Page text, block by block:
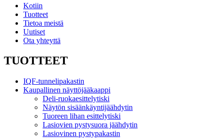
Kotiin
Tuotteet
Tietoa meistä
Uutiset
Ota yhteyttä
TUOTTEET
IQF-tunnelipakastin
Kaupallinen näyttöjääkaappi
Deli-ruokaesittelytiski
Näytön sisäänkäyntijäähdytin
Tuoreen lihan esittelytiski
Lasiovien pystysuora jäähdytin
Lasiovinen pystypakastin